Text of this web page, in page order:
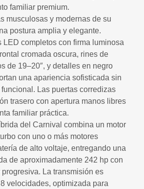
familiar premium.
musculosas y modernas de su
postura amplia y elegante.
LED completos con firma luminosa
cromada oscura, rines de
de 19–20″, y detalles en negro
una apariencia sofisticada sin
Las puertas corredizas
trasero con apertura manos libres
familiar práctica.
del Carnival combina un motor
con uno o más motores
de alto voltaje, entregando una
de aproximadamente 242 hp con
La transmisión es
velocidades, optimizada para